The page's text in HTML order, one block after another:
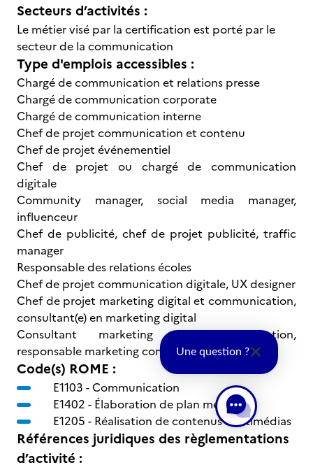
Secteurs d’activités :
Le métier visé par la certification est porté par le
secteur de la communication
Type d'emplois accessibles :
Chargé de communication et relations presse
Chargé de communication corporate
Chargé de communication interne
Chef de projet communication et contenu
Chef de projet événementiel
Chef de projet ou chargé de communication
digitale
Community manager, social media manager,
influenceur
Chef de publicité, chef de projet publicité, traffic
manager
Responsable des relations écoles
Chef de projet communication digitale, UX designer
Chef de projet marketing digital et communication,
consultant(e) en marketing digital
Consultant marketing et communication,
responsable marketing communication
Code(s) ROME :
E1103 -Communication
E1402 - Élaboration de plan média
E1205 - Réalisation de contenus multimédias
Références juridiques des règlementations
d’activité :
Une question ?